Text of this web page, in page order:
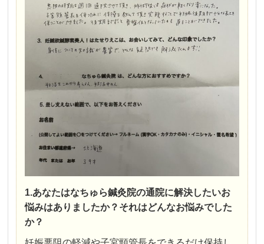
1.あなたはなちゅら鍼灸院の通院に解決したいお
悩みはありましたか？それはどんなお悩みでした
か？